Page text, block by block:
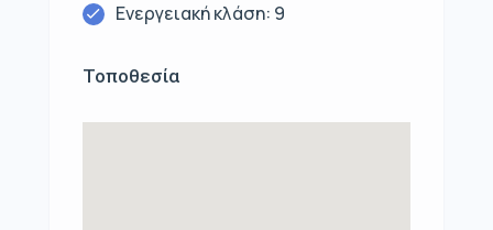
Ενεργειακή κλάση: 9
Τοποθεσία